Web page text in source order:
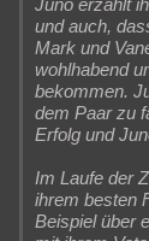
Juno erzählt
und auch,
Mark und
wohlhabend
bekommen.
dem Paar zu
Erfolg und
Im Laufe der
ihrem besten
Beispiel über